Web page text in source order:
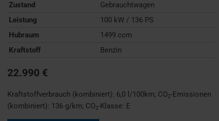
Zustand
Gebrauchtwagen
Leistung
100 kW / 136 PS
Hubraum
1499 ccm
Kraftstoff
Benzin
22.990 €
Kraftstoffverbrauch (kombiniert): 6,0 l/100km; CO2-Emissionen
(kombiniert): 136 g/km; CO2-Klasse: E